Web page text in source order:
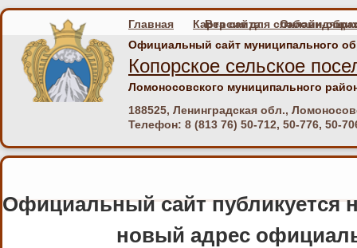
Главная Карта сайта
Онлайн-
Официальный сайт муниципального
Копорское сельское
Ломоносовского муниципального
188525, Ленинградская обл.,
Телефон: 8 (813 76) 50-712, 50-776, 50-
Официальный сайт публикуется
новый адрес